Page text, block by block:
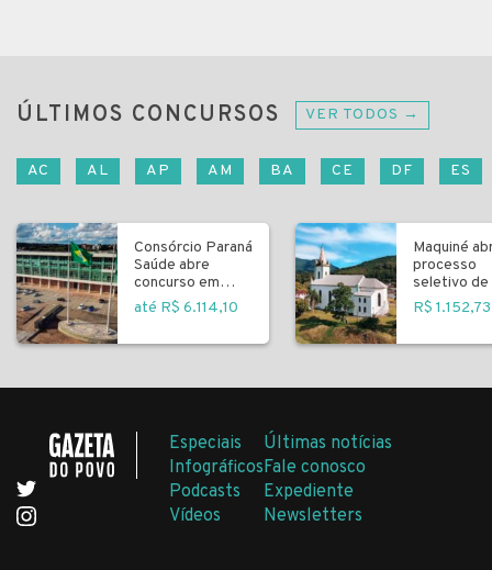
ÚLTIMOS CONCURSOS VER TODOS →
AC AL AP AM BA CE DF ES
Consórcio Paraná
Saúde abre
concurso em
Curitiba
até R$ 6.114,10
Maquiné
processo
seletivo de
R$ 1.152,73
Especiais
Infográficos
Podcasts
Vídeos
Últimas notícias
Fale conosco
Expediente
Newsletters